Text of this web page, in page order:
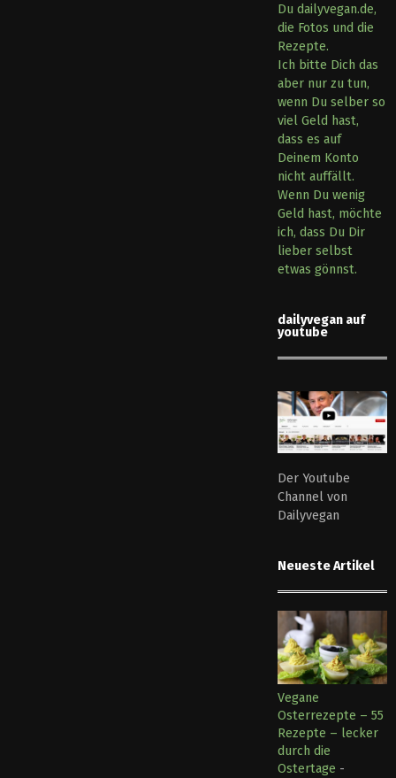
Du dailyvegan.de,
die Fotos und die
Rezepte.
Ich bitte Dich das
aber nur zu tun,
wenn Du selber so
viel Geld hast,
dass es auf
Deinem Konto
nicht auffällt.
Wenn Du wenig
Geld hast, möchte
ich, dass Du Dir
lieber selbst
etwas gönnst.
dailyvegan auf
youtube
Der Youtube
Channel von
Dailyvegan
Neueste Artikel
Vegane
Osterrezepte – 55
Rezepte – lecker
durch die
Ostertage -